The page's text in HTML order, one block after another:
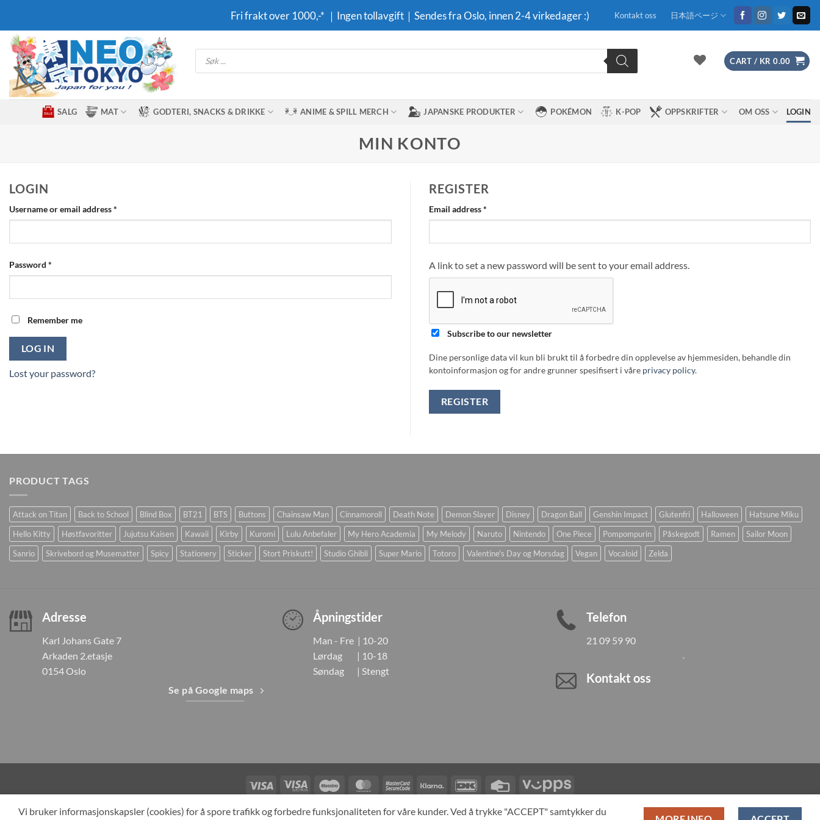
content
Fri frakt over 1000,-* ｜Ingen tollavgift｜Sendes fra Oslo, innen 2-4 virkedager :) Kontakt oss 日本語ページ
Products
search
CART / KR 0.00
SALG MAT GODTERI, SNACKS & DRIKKE ANIME & SPILL MERCH JAPANSKE PRODUKTER POKÉMON K-POP OPPSKRIFTER OM OSS LOGIN
MIN KONTO
LOGIN
Username or email address*
Password *
Remember me
LOG IN
Lost your password?
REGISTER
Email address*
A link to set a new password will be sent to your email address.
Subscribe to our newsletter
Dine personlige data vil kun bli brukt til å forbedre din opplevelse av hjemmesiden, behandle din
kontoinformasjon og for andre grunner spesifisert i våre privacy policy.
REGISTER
PRODUCT TAGS
Attack on Titan Back to School Blind Box BT21 BTS Buttons Chainsaw Man Cinnamoroll Death Note Demon Slayer Disney Dragon Ball Genshin Impact Glutenfri Halloween
Hatsune Miku
Hello Kitty
Høstfavoritter Jujutsu Kaisen Kawaii Kirby Kuromi Lulu Anbefaler My Hero Academia My Melody Naruto Nintendo One Piece Pompompurin Påskegodt Ramen
Sailor Moon
Sanrio
Skrivebord og Musematter Spicy Stationery Sticker Stort Priskutt! Studio Ghibli Super Mario Totoro Valentine's Day og Morsdag Vegan Vocaloid Zelda
Adresse
Karl Johans Gate 7
Arkaden 2.etasje
0154 Oslo
Se på Google maps
Åpningstider
Man - Fre | 10-20
Lørdag | 10-18
Søndag | Stengt
Telefon
21 09 59 90
Kontakt oss
Visa
Visa
Electron
Maestro MasterCardMasterCard
2
Klarna DanKort
Credit
Card
Vipps
TILBAKEKALLINGER KONTAKT OSS OM OSS SPESIALBESTILLING MIN KONTO ALL PRODUCTS
Vi bruker informasjonskapsler (cookies) for å spore trafikk og forbedre funksjonaliteten for våre kunder. Ved å trykke "ACCEPT" samtykker du